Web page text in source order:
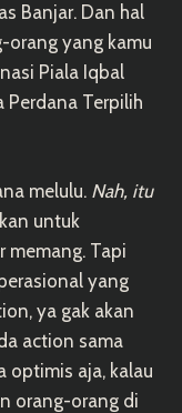
Banjar. Dan hal
orang yang kamu
Piala Iqbal
Perdana Terpilih
melulu. Nah, itu
untuk
memang. Tapi
yang
ya gak akan
action sama
optimis aja, kalau
orang-orang di